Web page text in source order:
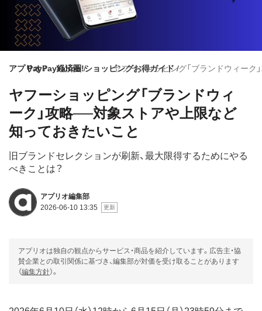
アプリオPayPay経済圏Yahoo!ショッピングお得ガイド
ヤフーショッピング「ブランドウィー
ヤフーショッピング「ブランドウィ
ーク」攻略──対象ストアや上限など
知っておきたいこと
旧ブランドセレクションが刷新、最大限得するためにやる
べきことは？
アプリオ編集部
2026-06-10 13:35
アプリオは独自の観点からサービス・商品を紹介しています。広告主・協
賛企業との取引関係に基づき、編集部が対価を受け取ることがあります
（編集方針）。